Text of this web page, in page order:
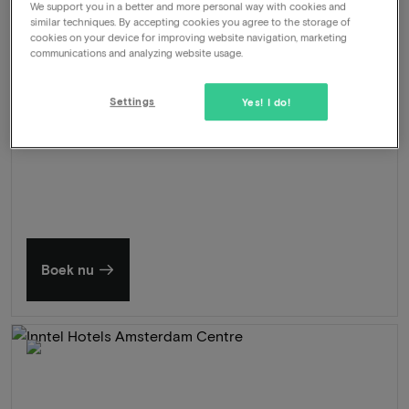
Late check-out (o.b.v.b.)
-46% 571
309
Ontdek onze mooiste hotels
Boek nu
We support you in a better and more personal way with cookies and
similar techniques. By accepting cookies you agree to the storage of
cookies on your device for improving website navigation, marketing
communications and analyzing website usage.
Yes! I do!
Settings